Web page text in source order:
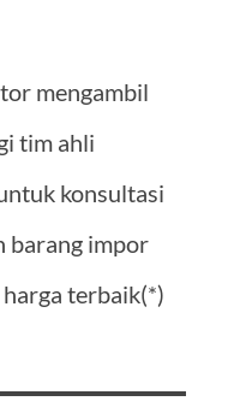
mengambil
tim ahli
konsultasi
barang impor
terbaik(*)